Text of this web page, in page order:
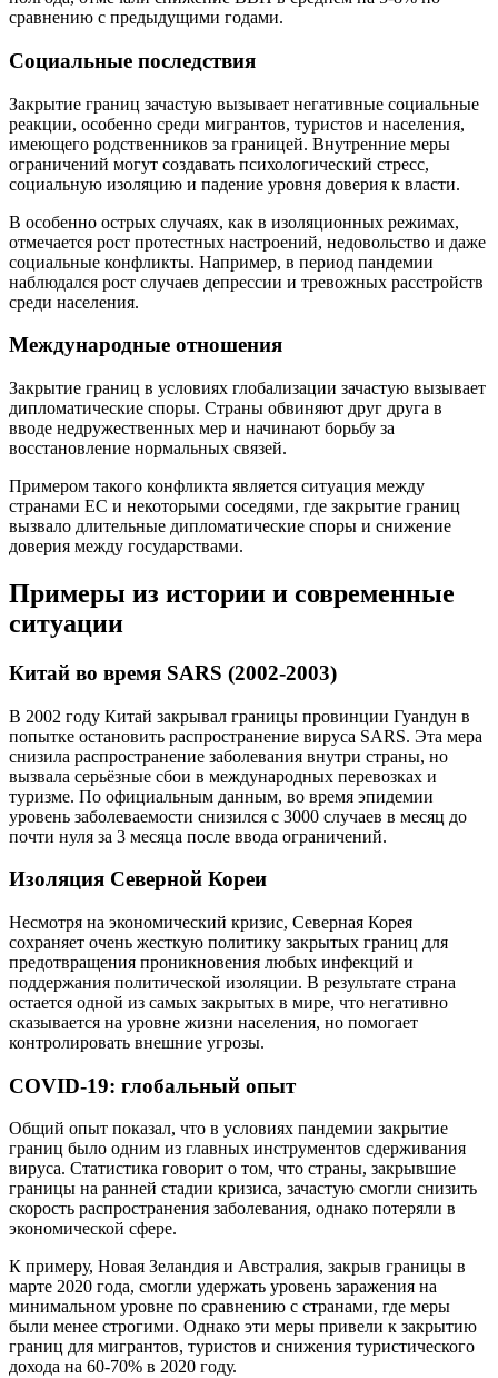
сравнению с предыдущими годами.
Социальные последствия
Закрытие границ зачастую вызывает негативные социальные
реакции, особенно среди мигрантов, туристов и населения,
имеющего родственников за границей. Внутренние меры
ограничений могут создавать психологический стресс,
социальную изоляцию и падение уровня доверия к власти.
В особенно острых случаях, как в изоляционных режимах,
отмечается рост протестных настроений, недовольство и даже
социальные конфликты. Например, в период пандемии
наблюдался рост случаев депрессии и тревожных расстройств
среди населения.
Международные отношения
Закрытие границ в условиях глобализации зачастую вызывает
дипломатические споры. Страны обвиняют друг друга в
вводе недружественных мер и начинают борьбу за
восстановление нормальных связей.
Примером такого конфликта является ситуация между
странами ЕС и некоторыми соседями, где закрытие границ
вызвало длительные дипломатические споры и снижение
доверия между государствами.
Примеры из истории и современные
ситуации
Китай во время SARS (2002-2003)
В 2002 году Китай закрывал границы провинции Гуандун в
попытке остановить распространение вируса SARS. Эта мера
снизила распространение заболевания внутри страны, но
вызвала серьёзные сбои в международных перевозках и
туризме. По официальным данным, во время эпидемии
уровень заболеваемости снизился с 3000 случаев в месяц до
почти нуля за 3 месяца после ввода ограничений.
Изоляция Северной Кореи
Несмотря на экономический кризис, Северная Корея
сохраняет очень жесткую политику закрытых границ для
предотвращения проникновения любых инфекций и
поддержания политической изоляции. В результате страна
остается одной из самых закрытых в мире, что негативно
сказывается на уровне жизни населения, но помогает
контролировать внешние угрозы.
COVID-19: глобальный опыт
Общий опыт показал, что в условиях пандемии закрытие
границ было одним из главных инструментов сдерживания
вируса. Статистика говорит о том, что страны, закрывшие
границы на ранней стадии кризиса, зачастую смогли снизить
скорость распространения заболевания, однако потеряли в
экономической сфере.
К примеру, Новая Зеландия и Австралия, закрыв границы в
марте 2020 года, смогли удержать уровень заражения на
минимальном уровне по сравнению с странами, где меры
были менее строгими. Однако эти меры привели к закрытию
границ для мигрантов, туристов и снижения туристического
дохода на 60-70% в 2020 году.